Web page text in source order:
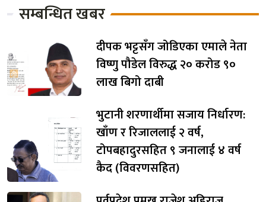
सम्बन्धित खबर
दीपक भट्टसँग जोडिएका एमाले नेता
विष्णु पौडेल विरुद्ध २० करोड ९०
लाख बिगो दाबी
भुटानी शरणार्थीमा सजाय निर्धारण:
खाँण र रिजाललाई २ वर्ष,
टोपबहादुरसहित ९ जनालाई ४ वर्ष
कैद (विवरणसहित)